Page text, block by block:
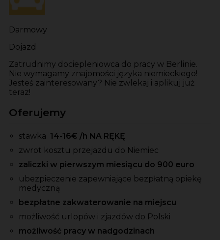
Darmowy
Dojazd
Zatrudnimy dociepleniowca do pracy w Berlinie.
Nie wymagamy znajomości języka niemieckiego!
Jesteś zainteresowany? Nie zwlekaj i aplikuj już
teraz!
Oferujemy
stawka 14-16€ /h NA RĘKĘ
zwrot kosztu przejazdu do Niemiec
zaliczki w pierwszym miesiącu do 900 euro
ubezpieczenie zapewniające bezpłatną opiekę
medyczną
bezpłatne zakwaterowanie na miejscu
możliwość urlopów i zjazdów do Polski
możliwość pracy w nadgodzinach